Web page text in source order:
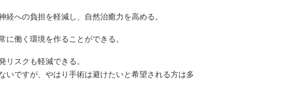
への負担を軽減し、自然治癒力を高める。
に働く環境を作ることができる。
リスクも軽減できる。
いですが、やはり手術は避けたいと希望される方は多